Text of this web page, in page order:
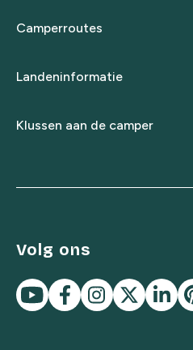
Camperroutes
Landeninformatie
Klussen aan de camper
Volg ons